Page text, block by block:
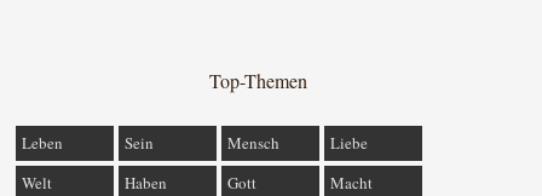
Top-Themen
Leben Sein Mensch
Liebe
Welt
Haben Gott
Macht